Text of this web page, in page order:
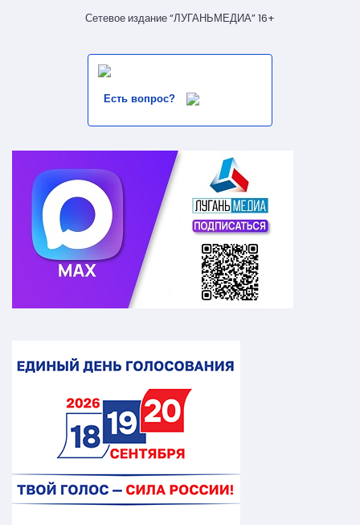
Сетевое издание “ЛУГАНЬМЕДИА” 16+
Есть вопрос?